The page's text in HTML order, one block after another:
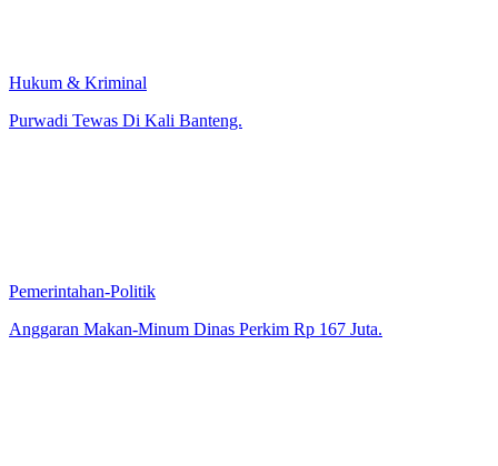
Hukum & Kriminal
Purwadi Tewas Di Kali Banteng.
Pemerintahan-Politik
Anggaran Makan-Minum Dinas Perkim Rp 167 Juta.